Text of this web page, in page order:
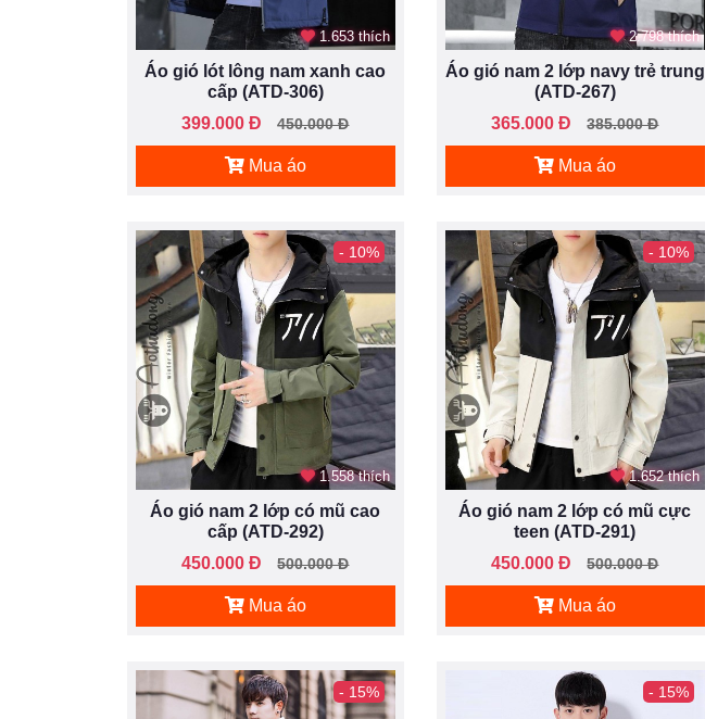
1.653 thích
Áo gió lót lông nam xanh cao
cấp (ATD-306)
399.000 Đ
450.000 Đ
Mua áo
2.798 thích
Áo gió nam 2 lớp navy trẻ trung
(ATD-267)
365.000 Đ
385.000 Đ
Mua áo
- 10%
1.558 thích
Áo gió nam 2 lớp có mũ cao
cấp (ATD-292)
450.000 Đ
500.000 Đ
Mua áo
- 10%
1.652 thích
Áo gió nam 2 lớp có mũ cực
teen (ATD-291)
450.000 Đ
500.000 Đ
Mua áo
- 15% - 15%